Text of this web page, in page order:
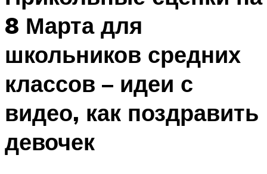
8 Марта для
школьников средних
классов – идеи с
видео, как поздравить
девочек